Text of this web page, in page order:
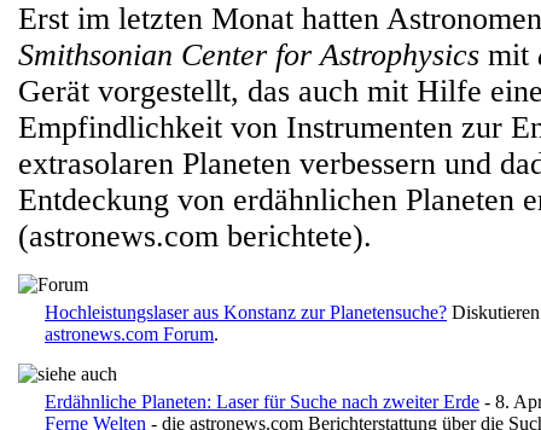
Erst im letzten Monat hatten
Smithsonian Center for Astrophysics mit
Gerät vorgestellt, das auch mit Hilfe
Empfindlichkeit von Instrumenten zur
extrasolaren Planeten verbessern und
Entdeckung von erdähnlichen Planeten
(astronews.com berichtete).
Hochleistungslaser aus Konstanz zur Planetensuche?
astronews.com Forum.
Erdähnliche Planeten: Laser für Suche nach zweiter Erde - 8.
Ferne Welten - die astronews.com Berichterstattung über die